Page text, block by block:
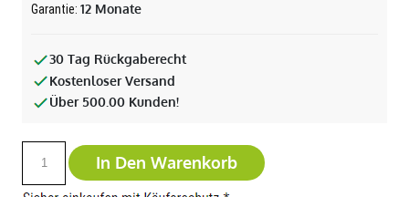
Garantie: 12 Monate
30 Tag Rückgaberecht
Kostenloser Versand
Über 500.00 Kunden!
In Den Warenkorb